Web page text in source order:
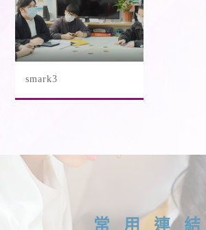
smark3
常用連結